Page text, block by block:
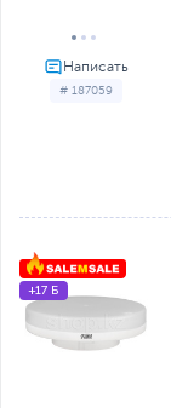
# 187059
+17 Б